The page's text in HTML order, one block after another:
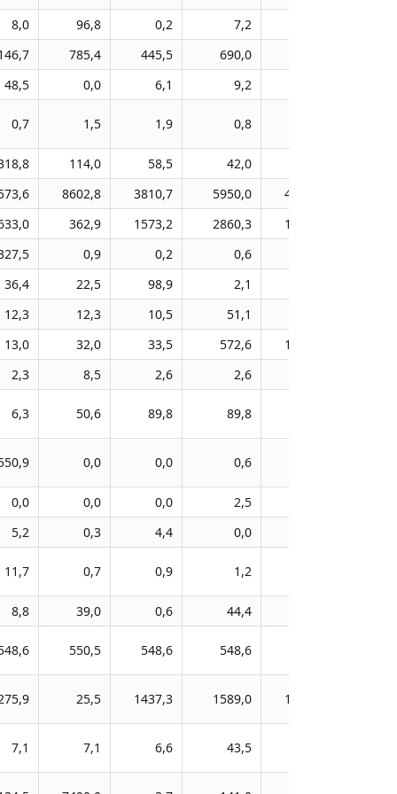
8,0 96,8 0,2 7,2
785,4 445,5 690,0
48,5
0,0 6,1 9,2
0,7 1,5 1,9 0,8
114,0 58,5 42,0
8602,8 3810,7 5950,0
4797,8
362,9 1573,2 2860,3
1112,1
0,9 0,2 0,6
36,4
22,5 98,9 2,1
12,3
12,3 10,5 51,1
13,0
32,0 33,5 572,6
1462,2
2,3
8,5 2,6 2,6
6,3 50,6 89,8 89,8
0,0 0,0 0,6
0,0 0,0 0,0 2,5
5,2
0,3 4,4 0,0
11,7 0,7 0,9 1,2
8,8 39,0 0,6 44,4
550,5 548,6 548,6
25,5 1437,3 1589,0 1696,9
7,1 7,1 6,6 43,5